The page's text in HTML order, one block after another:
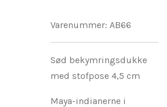
Varenummer: AB66
Sød bekymringsdukke
​med stofpose 4,5 cm
Maya-indianerne i